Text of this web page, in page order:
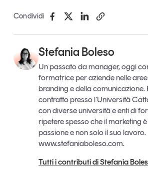
Condividi
Stefania Boleso
Un passato da manager, oggi
formatrice per aziende nelle
branding e della comunicazione.
contratto presso l’Università
con diverse università e enti di
ripetere spesso che il marketing
passione e non solo il suo
www.stefaniaboleso.com.
Tutti i contributi di Stefania